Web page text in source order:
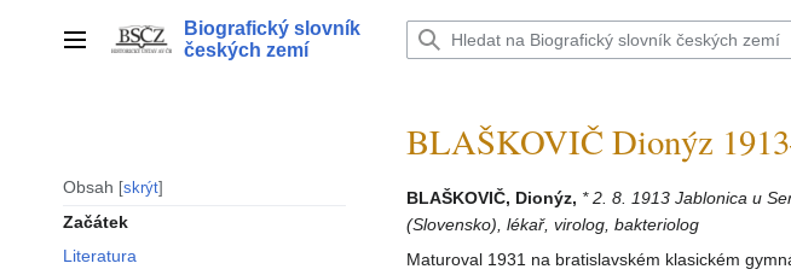
Hlavní menu
Biografický slovník
českých zemí
Obsah skrýt
Začátek
Literatura
BLAŠKOVIČ Dionýz
BLAŠKOVIČ, Dionýz, * 2. 8. 1913 Jablonica u
(Slovensko), lékař, virolog, bakteriolog
Maturoval 1931 na bratislavském klasickém